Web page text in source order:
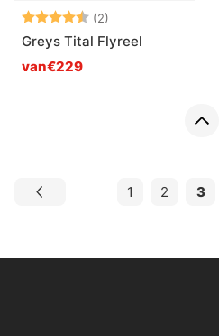
Beoordeling:
(2)
Greys Tital Flyreel
van€229
1 2 3